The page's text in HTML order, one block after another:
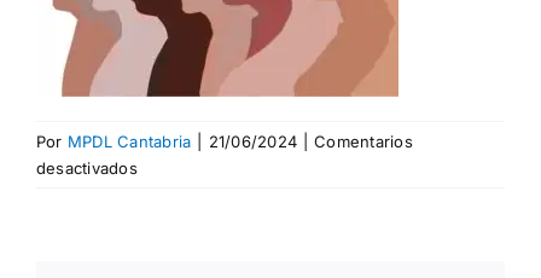
Por MPDL Cantabria 21/06/2024
Comentarios
desactivadosen